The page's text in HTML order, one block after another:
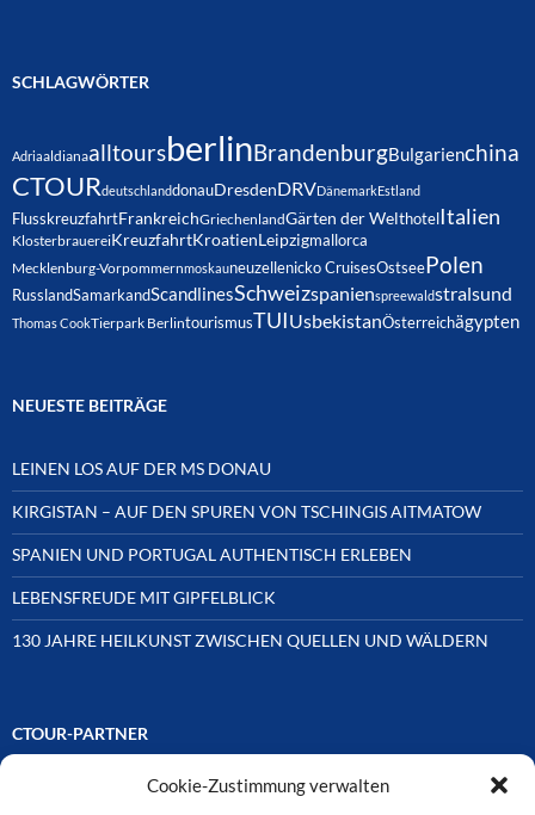
Cookie-Zustimmung verwalten
SCHLAGWÖRTER
AdriaaldianaalltoursberlinBrandenburgBulgarienchina
CTOURdeutschlanddonauDresdenDRVDänemarkEstland
FlusskreuzfahrtFrankreichGriechenlandGärten der WelthotelItalien
KlosterbrauereiKreuzfahrtKroatienLeipzigmallorca
Mecklenburg-Vorpommernmoskauneuzellenicko CruisesOstseePolen
RusslandSamarkandScandlinesSchweizspanienspreewaldstralsund
Thomas CookTierpark BerlintourismusTUIUsbekistanÖsterreichägypten
NEUESTE BEITRÄGE
LEINEN LOS AUF DER MS DONAU
KIRGISTAN – AUF DEN SPUREN VON TSCHINGIS AITMATOW
SPANIEN UND PORTUGAL AUTHENTISCH ERLEBEN
LEBENSFREUDE MIT GIPFELBLICK
130 JAHRE HEILKUNST ZWISCHEN QUELLEN UND WÄLDERN
CTOUR-PARTNER
Unsere Reisejournalisten-Vereinigung ist über Mitglieder und